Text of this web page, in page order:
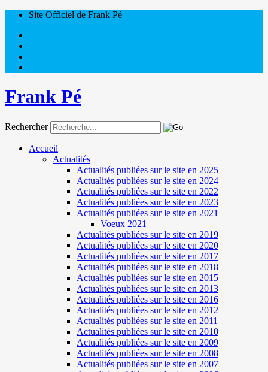
Site Officiel de Frank Pé
Frank Pé
Rechercher
Accueil
Actualités
Actualités publiées sur le site en 2025
Actualités publiées sur le site en 2024
Actualités publiées sur le site en 2022
Actualités publiées sur le site en 2023
Actualités publiées sur le site en 2021
Voeux 2021
Actualités publiées sur le site en 2019
Actualités publiées sur le site en 2020
Actualités publiées sur le site en 2017
Actualités publiées sur le site en 2018
Actualités publiées sur le site en 2015
Actualités publiées sur le site en 2013
Actualités publiées sur le site en 2016
Actualités publiées sur le site en 2012
Actualités publiées sur le site en 2011
Actualités publiées sur le site en 2010
Actualités publiées sur le site en 2009
Actualités publiées sur le site en 2008
Actualités publiées sur le site en 2007